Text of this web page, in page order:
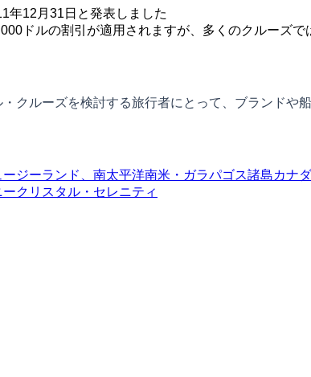
年12月31日と発表しました
ドルの割引が適用されますが、多くのクルーズ
クルーズを検討する旅行者にとって、ブランドや
ジーランド、南太平洋南米・ガラパゴス諸島カナ
ークリスタル・セレニティ